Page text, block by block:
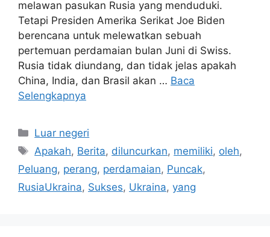
melawan pasukan Rusia yang menduduki.
Tetapi Presiden Amerika Serikat Joe Biden
berencana untuk melewatkan sebuah
pertemuan perdamaian bulan Juni di Swiss.
Rusia tidak diundang, dan tidak jelas apakah
China, India, dan Brasil akan … Baca
Selengkapnya
Kategori
Luar negeri
Tag
Apakah, Berita, diluncurkan, memiliki, oleh,
Peluang, perang, perdamaian, Puncak,
RusiaUkraina, Sukses, Ukraina, yang